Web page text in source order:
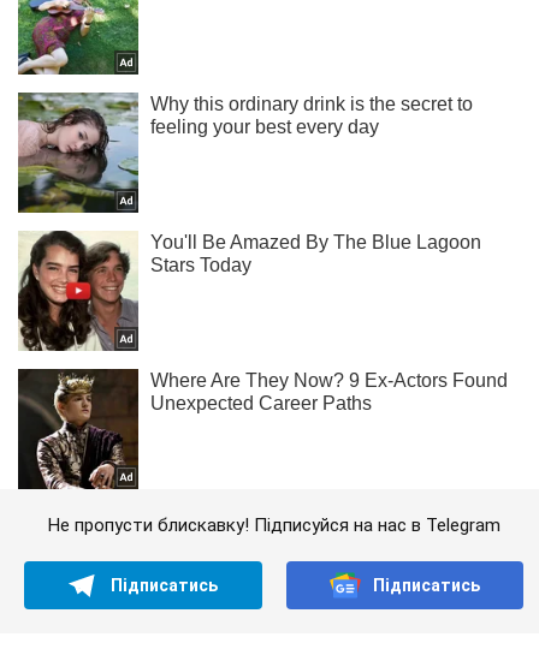
Не пропусти блискавку! Підписуйся на нас в Telegram
Підписатись Підписатись